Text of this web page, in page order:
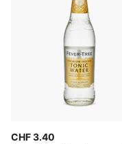
CHF 3.40